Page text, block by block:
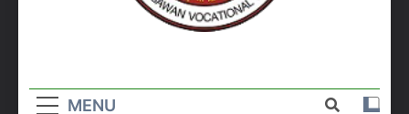
อาชีวศึกษา
MENU